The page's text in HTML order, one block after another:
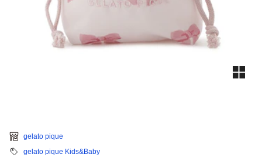
gelato pique
gelato pique Kids&Baby